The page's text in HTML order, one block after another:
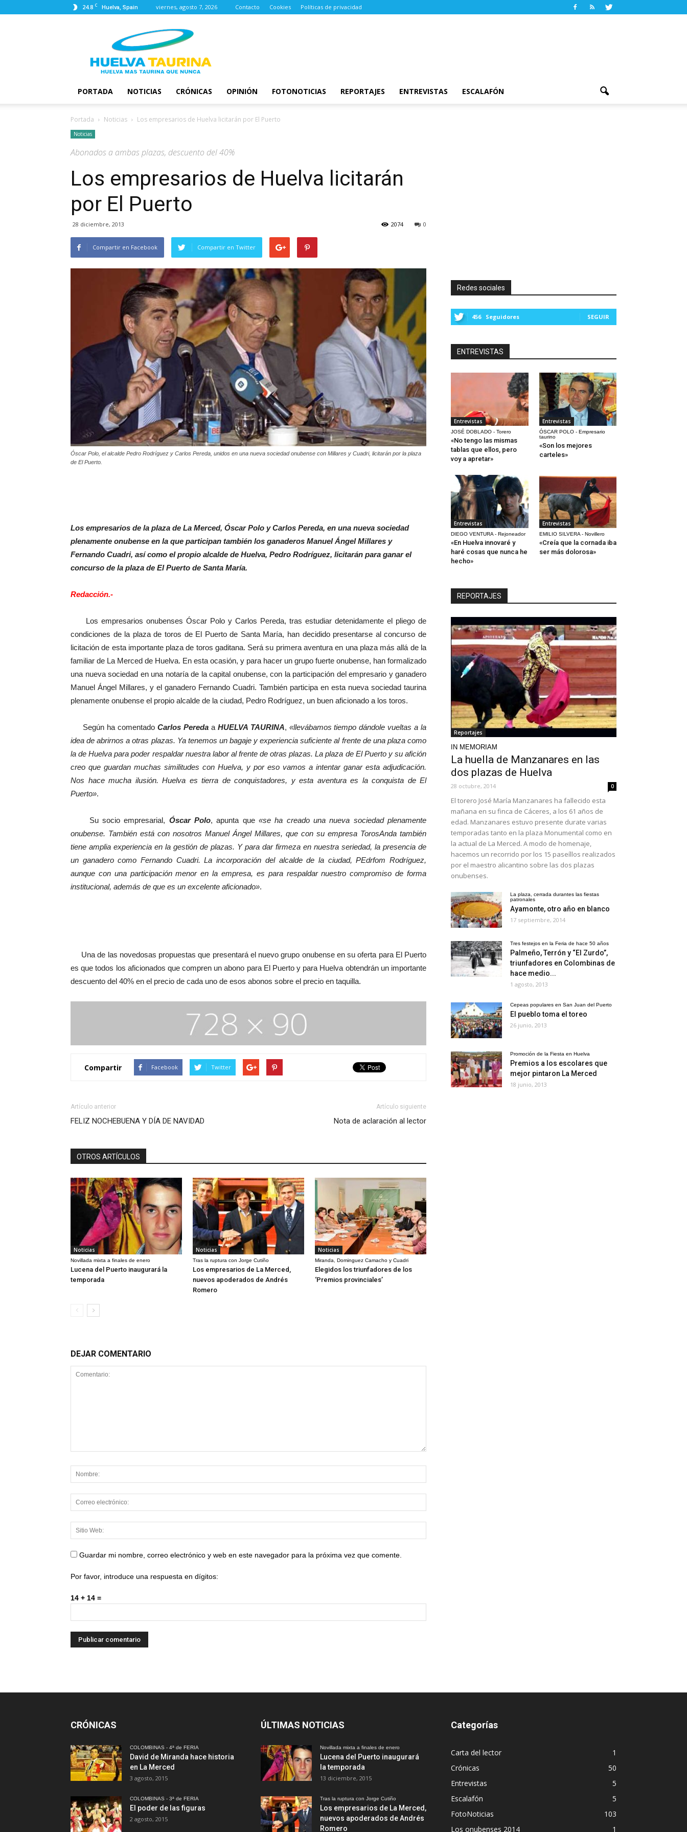
24.8 C Huelva, Spain viernes, agosto 7, 2026 Contacto Cookies Políticas de privacidad
Taurina
PORTADA NOTICIAS CRÓNICAS OPINIÓN FOTONOTICIAS REPORTAJES ENTREVISTAS ESCALAFÓN
Portada Noticias Los empresarios de Huelva licitarán por El Puerto
Noticias
Abonados a ambas plazas, descuento del 40%
Los empresarios de Huelva licitarán
por El Puerto
28 diciembre, 2013 0
2074
Compartir en Facebook Compartir en Twitter
Óscar Polo, el alcalde Pedro Rodríguez y Carlos Pereda, unidos en una nueva sociedad onubense con Millares y Cuadri, licitarán por la plaza
de El Puerto.
Los empresarios de la plaza de La Merced, Óscar Polo y Carlos Pereda, en una nueva sociedad
plenamente onubense en la que participan también los ganaderos Manuel Ángel Millares y
Fernando Cuadri, así como el propio alcalde de Huelva, Pedro Rodríguez, licitarán para ganar el
concurso de la plaza de El Puerto de Santa María.
Redacción.-
Los empresarios onubenses Óscar Polo y Carlos Pereda, tras estudiar detenidamente el pliego de
condiciones de la plaza de toros de El Puerto de Santa María, han decidido presentarse al concurso de
licitación de esta importante plaza de toros gaditana. Será su primera aventura en una plaza más allá de la
familiar de La Merced de Huelva. En esta ocasión, y para hacer un grupo fuerte onubense, han formalizado
una nueva sociedad en una notaría de la capital onubense, con la participación del empresario y ganadero
Manuel Ángel Millares, y el ganadero Fernando Cuadri. También participa en esta nueva sociedad taurina
plenamente onubense el propio alcalde de la ciudad, Pedro Rodríguez, un buen aficionado a los toros.
Según ha comentadoCarlos Pereda a HUELVA TAURINA, «llevábamos tiempo dándole vueltas a la
idea de abrirnos a otras plazas. Ya tenemos un bagaje y experiencia suficiente al frente de una plaza como
la de Huelva para poder respaldar nuestra labor al frente de otras plazas. La plaza de El Puerto y su afición
creo que guardan muchas similitudes con Huelva, y por eso vamos a intentar ganar esta adjudicación.
Nos hace mucha ilusión. Huelva es tierra de conquistadores, y esta aventura es la conquista de El
Puerto».
Su socio empresarial, Óscar Polo, apunta que«se ha creado una nueva sociedad plenamente
onubense. También está con nosotros Manuel Ángel Millares, que con su empresa TorosAnda también
tiene amplia experiencia en la gestión de plazas. Y para dar firmeza en nuestra seriedad, la presencia de
un ganadero como Fernando Cuadri. La incorporación del alcalde de la ciudad, PEdrfom Rodríguez,
aunque con una participación menor en la empresa, es para respaldar nuestro compromiso de forma
institucional, además de que es un excelente aficionado».
Una de las novedosas propuestas que presentará el nuevo grupo onubense en su oferta para El Puerto
es que todos los aficionados que compren un abono para El Puerto y para Huelva obtendrán un importante
descuento del 40% en el precio de cada uno de esos abonos sobre el precio en taquilla.
Compartir Facebook Twitter
Artículo anterior
FELIZ NOCHEBUENA Y DÍA DE NAVIDAD
Artículo siguiente
Nota de aclaración al lector
OTROS ARTÍCULOS
Noticias
Novillada mixta a finales de enero
Lucena del Puerto inaugurará la
temporada
Noticias
Tras la ruptura con Jorge Cutiño
Los empresarios de La Merced,
nuevos apoderados de Andrés
Romero
Noticias
Miranda, Dominguez Camacho y Cuadri
Elegidos los triunfadores de los
‘Premios provinciales’
DEJAR COMENTARIO
Guardar mi nombre, correo electrónico y web en este navegador para la próxima vez que comente.
Por favor, introduce una respuesta en dígitos:
14 + 14 =
Redes sociales
456 Seguidores SEGUIR
ENTREVISTAS
Entrevistas
JOSÉ DOBLADO - Torero
«No tengo las mismas
tablas que ellos, pero
voy a apretar»
Entrevistas
ÓSCAR POLO - Empresario
taurino
«Son los mejores
carteles»
Entrevistas
DIEGO VENTURA - Rejoneador
«En Huelva innovaré y
haré cosas que nunca he
hecho»
Entrevistas
EMILIO SILVERA - Novillero
«Creía que la cornada iba
ser más dolorosa»
REPORTAJES
Reportajes
IN MEMORIAM
La huella de Manzanares en las
dos plazas de Huelva
28 octubre, 2014 0
El torero José María Manzanares ha fallecido esta
mañana en su finca de Cáceres, a los 61 años de
edad. Manzanares estuvo presente durate varias
temporadas tanto en la plaza Monumental como en
la actual de La Merced. A modo de homenaje,
hacemos un recorrido por los 15 paseíllos realizados
por el maestro alicantino sobre las dos plazas
onubenses.
La plaza, cerrada durantes las fiestas
patronales
Ayamonte, otro año en blanco
17 septiembre, 2014
Tres festejos en la Feria de hace 50 años
Palmeño, Terrón y “El Zurdo”,
triunfadores en Colombinas de
hace medio...
1 agosto, 2013
Cepeas populares en San Juan del Puerto
El pueblo toma el toreo
26 junio, 2013
Promoción de la Fiesta en Huelva
Premios a los escolares que
mejor pintaron La Merced
18 junio, 2013
CRÓNICAS
COLOMBINAS - 4ª de FERIA
David de Miranda hace historia
en La Merced
3 agosto, 2015
COLOMBINAS - 3ª de FERIA
El poder de las figuras
2 agosto, 2015
ÚLTIMAS NOTICIAS
Novillada mixta a finales de enero
Lucena del Puerto inaugurará
la temporada
13 diciembre, 2015
Tras la ruptura con Jorge Cutiño
Los empresarios de La Merced,
nuevos apoderados de Andrés
Romero
Categorías
Carta del lector
1
Crónicas
50
Entrevistas
5
Escalafón
5
FotoNoticias
103
Los onubenses 2014
1